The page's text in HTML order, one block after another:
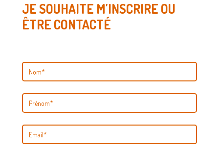
JE SOUHAITE M'INSCRIRE OU
ÊTRE CONTACTÉ